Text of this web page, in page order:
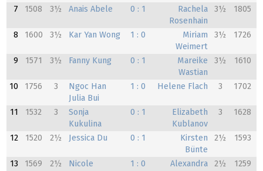
7 1508 3½ Anais Abele 0 : 1
Rachela
Rosenhain
3½ 1805
8 1600 3½ Kar Yan Wong 1 : 0
Miriam
Weimert
3½ 1726
9 1571 3½ Fanny Kung 0 : 1
Mareike
Wastian
3½ 1610
10 1756 3
Ngoc Han
Julia Bui
1 : 0 Helene Flach 3 1702
11 1532 3
Sonja
Kukulina
0 : 1
Elizabeth
Kublanov
3 1628
12 1520 2½ Jessica Du 0 : 1
Kirsten
Bünte
2½ 1593
13 1569 2½ Nicole 1 : 0 Alexandra 2½ 1259